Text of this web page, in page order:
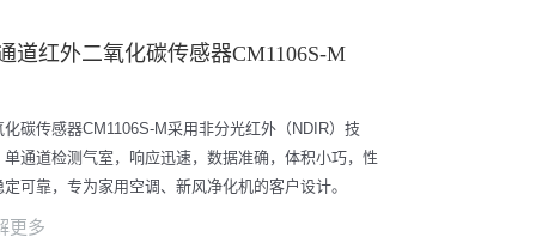
道红外二氧化碳传感器CM1106S-M
化碳传感器CM1106S-M采用非分光红外（NDIR）技
单通道检测气室，响应迅速，数据准确，体积小巧，性
定可靠，专为家用空调、新风净化机的客户设计。
更多